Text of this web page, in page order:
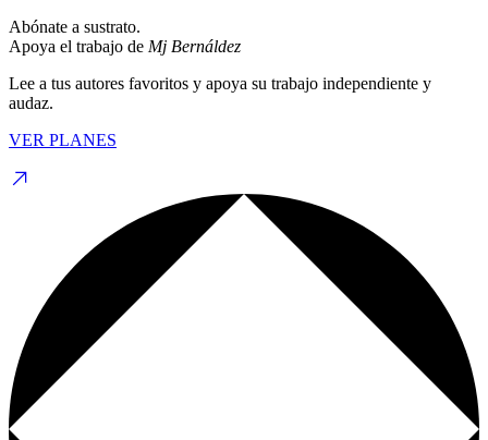
Abónate a sustrato.
Apoya el trabajo de Mj Bernáldez
Lee a tus autores favoritos y apoya su trabajo independiente y
audaz.
VER PLANES